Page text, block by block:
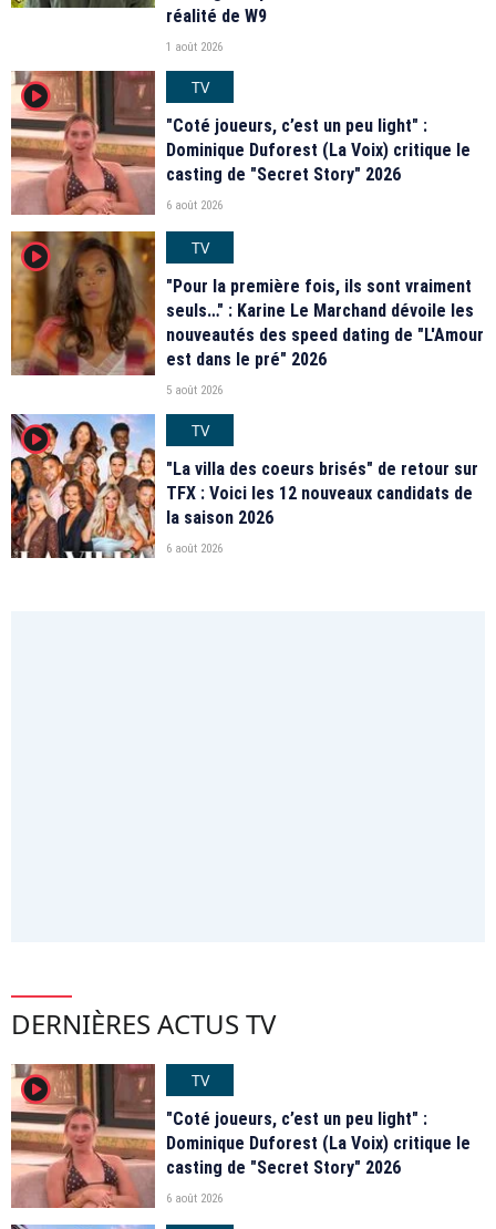
réalité de W9
1 août 2026
player2
TV
"Coté joueurs, c’est un peu light" :
Dominique Duforest (La Voix) critique le
casting de "Secret Story" 2026
6 août 2026
player2
TV
"Pour la première fois, ils sont vraiment
seuls…" : Karine Le Marchand dévoile les
nouveautés des speed dating de "L'Amour
est dans le pré" 2026
5 août 2026
player2
TV
"La villa des coeurs brisés" de retour sur
TFX : Voici les 12 nouveaux candidats de
la saison 2026
6 août 2026
DERNIÈRES ACTUS TV
player2
TV
"Coté joueurs, c’est un peu light" :
Dominique Duforest (La Voix) critique le
casting de "Secret Story" 2026
6 août 2026